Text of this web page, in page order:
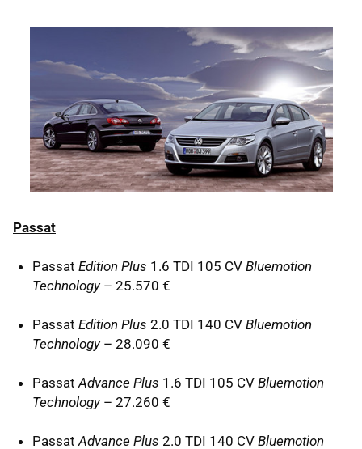
Passat
Passat Edition Plus 1.6 TDI 105 CV Bluemotion
Technology– 25.570 €
Passat Edition Plus 2.0 TDI 140 CV Bluemotion
Technology– 28.090 €
Passat Advance Plus 1.6 TDI 105 CV Bluemotion
Technology– 27.260 €
Passat Advance Plus 2.0 TDI 140 CV Bluemotion